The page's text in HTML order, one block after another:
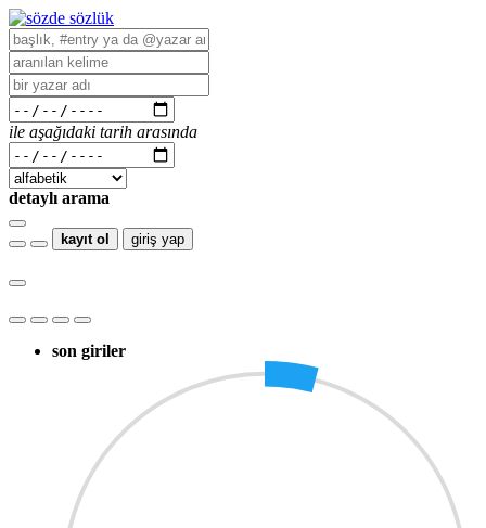
ile aşağıdaki tarih arasında
detaylı arama
kayıt ol giriş yap
son giriler